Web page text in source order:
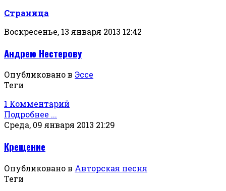
Страница
Воскресенье, 13 января 2013 12:42
Андрею Нестерову
Опубликовано в Эссе
Теги
1 Комментарий
Подробнее ...
Среда, 09 января 2013 21:29
Крещение
Опубликовано в Авторская песня
Теги